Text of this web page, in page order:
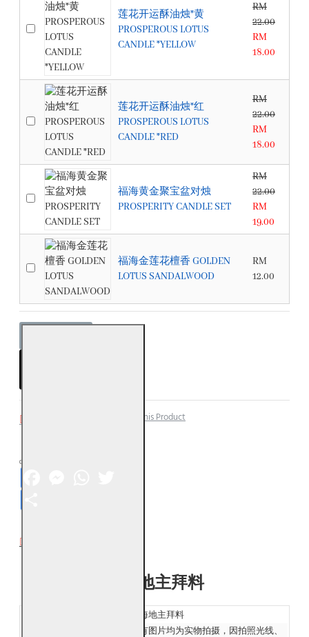
莲花开运酥油烛*黄
PROSPEROUS LOTUS
CANDLE *YELLOW
RM
22.00
RM
18.00
莲花开运酥油烛*红
PROSPEROUS LOTUS
CANDLE *RED
RM
22.00
RM
18.00
福海黄金聚宝盆对烛
PROSPERITY CANDLE SET
RM
22.00
RM
19.00
福海金莲花檀香 GOLDEN
LOTUS SANDALWOOD
RM
12.00
Compare this Product
福海地主拜料
福海地主拜料
所有图片均为实物拍摄，因拍照光线、